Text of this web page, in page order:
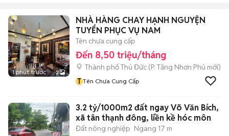
1 phút trước 2
NHÀ HÀNG CHAY HẠNH NGUYỆN
TUYỂN PHỤC VỤ NAM
Tên chưa cung cấp
Đến 8,50 triệu/tháng
Thành phố Thủ Đức (P. Tăng Nhơn Phú mới)
T Tên Chưa Cung Cấp
3.2 tỷ/1000m2 đất ngay Võ Văn Bích,
xã tân thạnh đông, liền kề hóc môn
Đất nông nghiệp Ngang 17 m